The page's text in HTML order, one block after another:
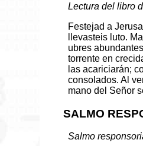
Lectura del libro
Festejad a
llevasteis luto.
ubres
torrente en
las acariciarán;
consolados. Al
mano del Señor
SALMO
Salmo